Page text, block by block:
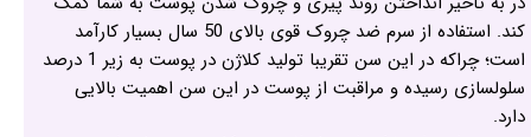
کند. استفاده از سرم ضد چروک قوی بالای 50 سال بسیار کارآمد
است؛ چراکه در این سن تقریبا تولید کلاژن در پوست به زیر 1 درصد
سلولسازی رسیده و مراقبت از پوست در این سن اهمیت بالایی
دارد.